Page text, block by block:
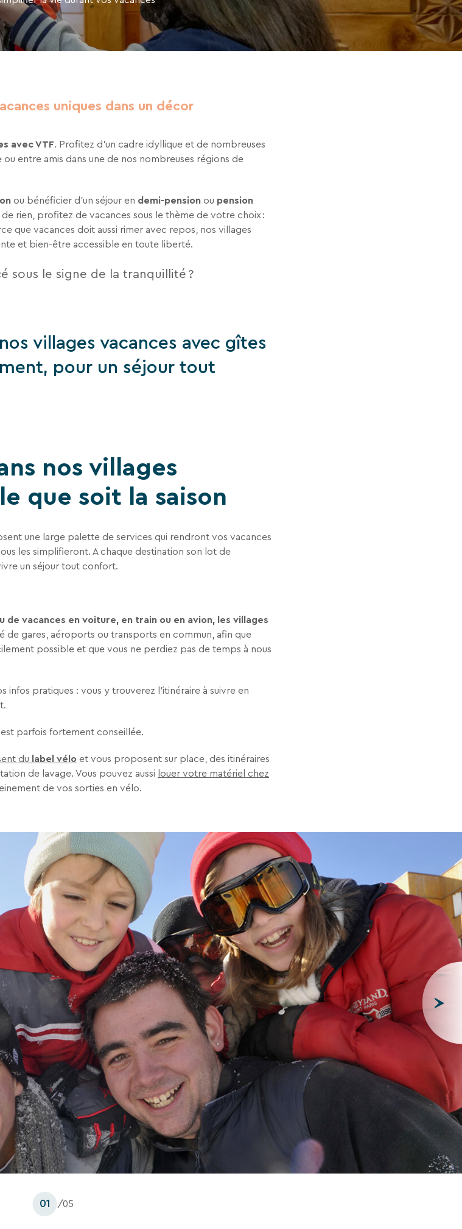
un hôtel...
uniques dans un décor
avec VTF. Profitez d’un cadre idyllique et de nombreuses
entre amis dans une de nos nombreuses régions de
ou bénéficier d’un séjour en demi-pensionou pension
de rien, profitez de vacances sous le thème de votre choix :
que vacances doit aussi rimer avec repos, nos villages
et bien-être accessible en toute liberté.
sous le signe de la tranquillité ?
villages vacances avec gîtes
pour un séjour tout
nos villages
que soit la saison
une large palette de services qui rendront vos vacances
les simplifieront. A chaque destination son lot de
un séjour tout confort.
de vacances en voiture, en train ou en avion, les villages
de gares, aéroports ou transports en commun, afin que
possible et que vous ne perdiez pas de temps à nous
infos pratiques : vous y trouverez l’itinéraire à suivre en
parfois fortement conseillée.
du label vélo et vous proposent sur place, des itinéraires
de lavage. Vous pouvez aussi louer votre matériel chez
de vos sorties en vélo.
01 /05
ou en écrivant